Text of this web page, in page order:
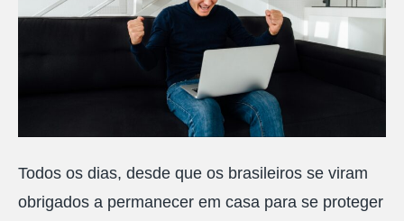
Todos os dias, desde que os brasileiros se viram
obrigados a permanecer em casa para se proteger